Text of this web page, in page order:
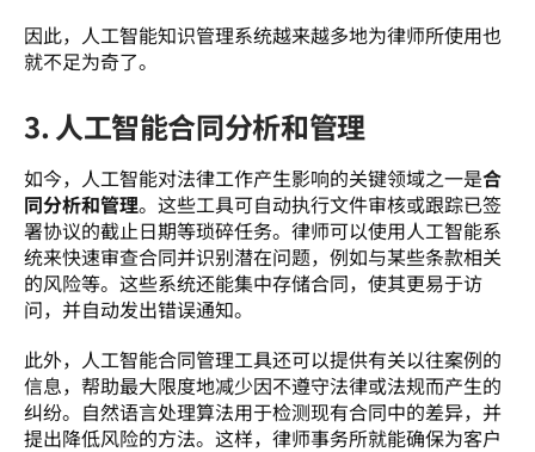
因此，人工智能知识管理系统越来越多地为律师所使用也
就不足为奇了。
3. 人工智能合同分析和管理
如今，人工智能对法律工作产生影响的关键领域之一是合
同分析和管理。这些工具可自动执行文件审核或跟踪已签
署协议的截止日期等琐碎任务。律师可以使用人工智能系
统来快速审查合同并识别潜在问题，例如与某些条款相关
的风险等。这些系统还能集中存储合同，使其更易于访
问，并自动发出错误通知。
此外，人工智能合同管理工具还可以提供有关以往案例的
信息，帮助最大限度地减少因不遵守法律或法规而产生的
纠纷。自然语言处理算法用于检测现有合同中的差异，并
提出降低风险的方法。这样，律师事务所就能确保为客户